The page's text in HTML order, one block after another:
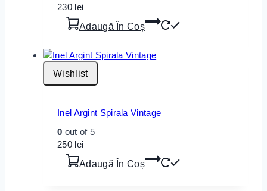
230 lei
Adaugă În Coș
Wishlist
Inel Argint Spirala Vintage
0 out of 5
250 lei
Adaugă În Coș